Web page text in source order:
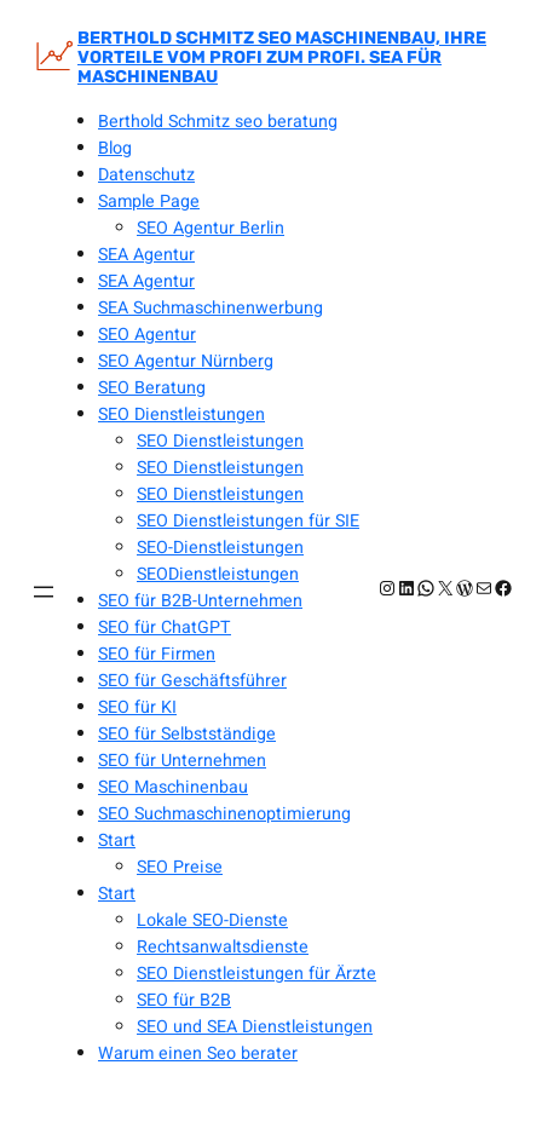
Inhalt
springen
BERTHOLD SCHMITZ SEO MASCHINENBAU, IHRE
VORTEILE VOM PROFI ZUM PROFI. SEA FÜR
MASCHINENBAU
Berthold Schmitz seo beratung
Blog
Datenschutz
Sample Page
SEO Agentur Berlin
SEA Agentur
SEA Agentur
SEA Suchmaschinenwerbung
SEO Agentur
SEO Agentur Nürnberg
SEO Beratung
SEO Dienstleistungen
SEO Dienstleistungen
SEO Dienstleistungen
SEO Dienstleistungen
SEO Dienstleistungen für SIE
SEO-Dienstleistungen
SEODienstleistungen
SEO für B2B-Unternehmen
SEO für ChatGPT
SEO für Firmen
SEO für Geschäftsführer
SEO für KI
SEO für Selbstständige
SEO für Unternehmen
SEO Maschinenbau
SEO Suchmaschinenoptimierung
Start
SEO Preise
Start
Lokale SEO-Dienste
Rechtsanwaltsdienste
SEO Dienstleistungen für Ärzte
SEO für B2B
SEO und SEA Dienstleistungen
Warum einen Seo berater
Instagram
LinkedIn
WhatsApp
X E-Mail